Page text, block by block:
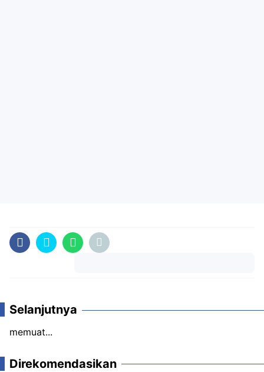
Selanjutnya
memuat...
Direkomendasikan